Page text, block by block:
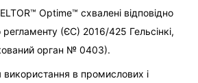
Optime™ схвалені відповідно
(ЄС) 2016/425 Гельсінкі,
орган № 0403).
використання в промислових і